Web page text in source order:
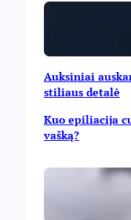
Auksiniai
stiliaus detalė
Kuo epiliacija
vašką?